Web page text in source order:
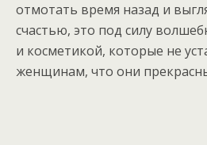
отмотать время назад и
счастью, это под силу
и косметикой, которые не
женщинам, что они